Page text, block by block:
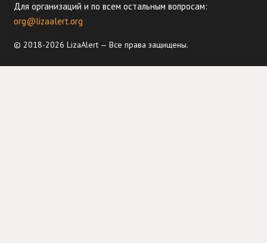
Для организаций и по всем остальным вопросам:
org@lizaalert.org
© 2018-2026 LizaAlert — Все права защищены.